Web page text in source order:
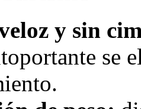
y sin
se